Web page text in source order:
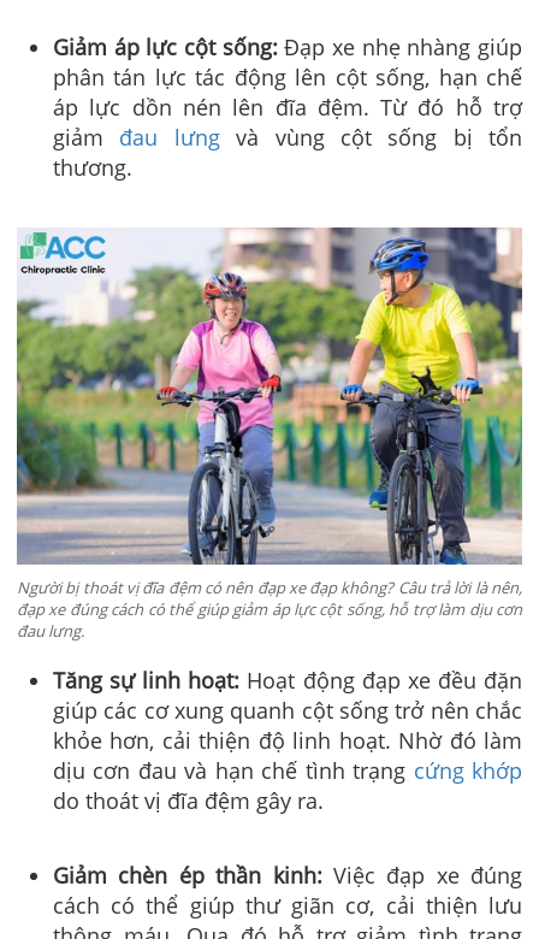
Giảm áp lực cột sống:Đạp xe nhẹ nhàng giúp
phân tán lực tác động lên cột sống, hạn chế
áp lực dồn nén lên đĩa đệm. Từ đó hỗ trợ
giảm đau lưngvà vùng cột sống bị tổn
thương.
Người bị thoát vị đĩa đệm có nên đạp xe đạp không? Câu trả lời là nên,
đạp xe đúng cách có thể giúp giảm áp lực cột sống, hỗ trợ làm dịu cơn
đau lưng.
Tăng sự linh hoạt: Hoạt động đạp xe đều đặn
giúp các cơ xung quanh cột sống trở nên chắc
khỏe hơn, cải thiện độ linh hoạt. Nhờ đó làm
dịu cơn đau và hạn chế tình trạng cứng khớp
do thoát vị đĩa đệm gây ra.
Giảm chèn ép thần kinh: Việc đạp xe đúng
cách có thể giúp thư giãn cơ, cải thiện lưu